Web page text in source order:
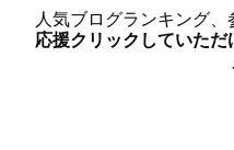
人気ブログランキング
応援クリックしていた
今何